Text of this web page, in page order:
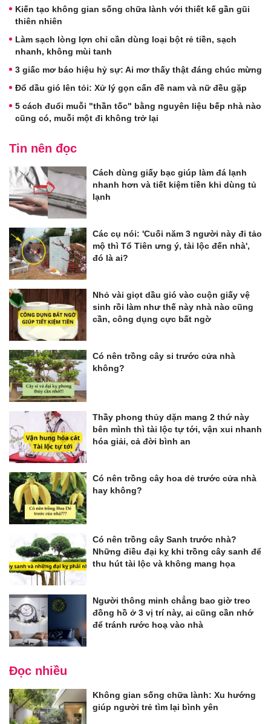
Kiến tạo không gian sống chữa lành với thiết kế gần gũi
thiên nhiên
Làm sạch lòng lợn chỉ cần dùng loại bột rẻ tiền, sạch
nhanh, không mùi tanh
3 giấc mơ báo hiệu hỷ sự: Ai mơ thấy thật đáng chúc mừng
Đổ dầu gió lên tỏi: Xử lý gọn cấn đề nam và nữ đều gặp
5 cách đuổi muỗi "thần tốc" bằng nguyên liệu bếp nhà nào
cũng có, muỗi một đi không trở lại
Tin nên đọc
Cách dùng giấy bạc giúp làm đá lạnh
nhanh hơn và tiết kiệm tiền khi dùng tủ
lạnh
Các cụ nói: 'Cuối năm 3 người này đi tảo
mộ thì Tổ Tiên ưng ý, tài lộc đến nhà',
đó là ai?
Nhỏ vài giọt dầu gió vào cuộn giấy vệ
sinh rồi làm như thế này nhà nào cũng
cần, công dụng cực bất ngờ
Có nên trồng cây si trước cửa nhà
không?
Thầy phong thủy dặn mang 2 thứ này
bên mình thì tài lộc tự tới, vận xui nhanh
hóa giải, cả đời bình an
Có nên trồng cây hoa dẻ trước cửa nhà
hay không?
Có nên trồng cây Sanh trước nhà?
Những điều đại kỵ khi trồng cây sanh để
thu hút tài lộc và không mang họa
Người thông minh chẳng bao giờ treo
đồng hồ ở 3 vị trí này, ai cũng cần nhớ
để tránh rước hoạ vào nhà
Đọc nhiều
Không gian sống chữa lành: Xu hướng
giúp người trẻ tìm lại bình yên